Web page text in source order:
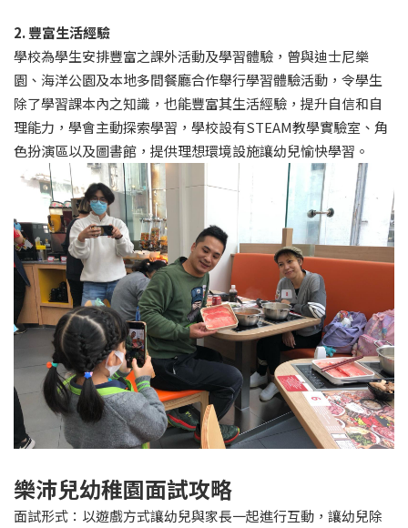
2. 豐富生活經驗
學校為學生安排豐富之課外活動及學習體驗，曾與迪士尼樂
園、海洋公園及本地多間餐廳合作舉行學習體驗活動，令學生
除了學習課本內之知識，也能豐富其生活經驗，提升自信和自
理能力，學會主動探索學習，學校設有STEAM教學實驗室、角
色扮演區以及圖書館，提供理想環境設施讓幼兒愉快學習。
樂沛兒幼稚園面試攻略
面試形式：以遊戲方式讓幼兒與家長一起進行互動，讓幼兒除